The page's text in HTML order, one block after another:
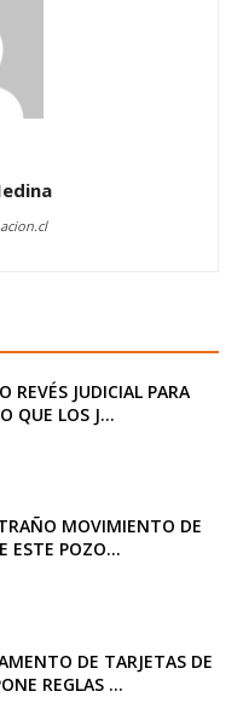
REVÉS JUDICIAL PARA
QUE LOS J...
MOVIMIENTO DE
ESTE POZO...
DE TARJETAS DE
REGLAS ...